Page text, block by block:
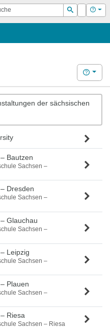
Suchen
Login Hilfe
Hilfe
der sächsischen
Bautzen
Sachsen –
Dresden
Sachsen –
Glauchau
Sachsen –
Leipzig
Sachsen –
Plauen
Sachsen –
Riesa
Sachsen – Riesa